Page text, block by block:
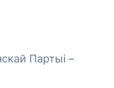
Партыі –